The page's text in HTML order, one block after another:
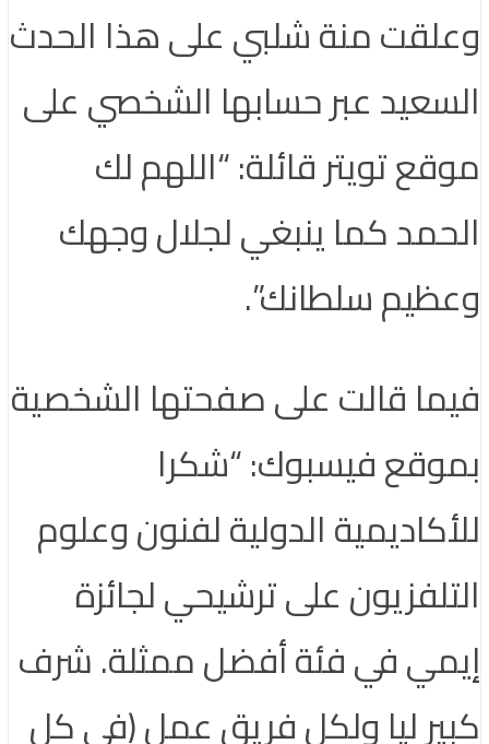
وعلقت منة شلبي على هذا الحدث
السعيد عبر حسابها الشخصي على
موقع تويتر قائلة: “اللهم لك
الحمد كما ينبغي لجلال وجهك
وعظيم سلطانك”.
فيما قالت على صفحتها الشخصية
بموقع فيسبوك: “شكرا
للأكاديمية الدولية لفنون وعلوم
التلفزيون على ترشيحي لجائزة
إيمي في فئة أفضل ممثلة. شرف
كبير ليا ولكل فريق عمل ‭)‬في كل